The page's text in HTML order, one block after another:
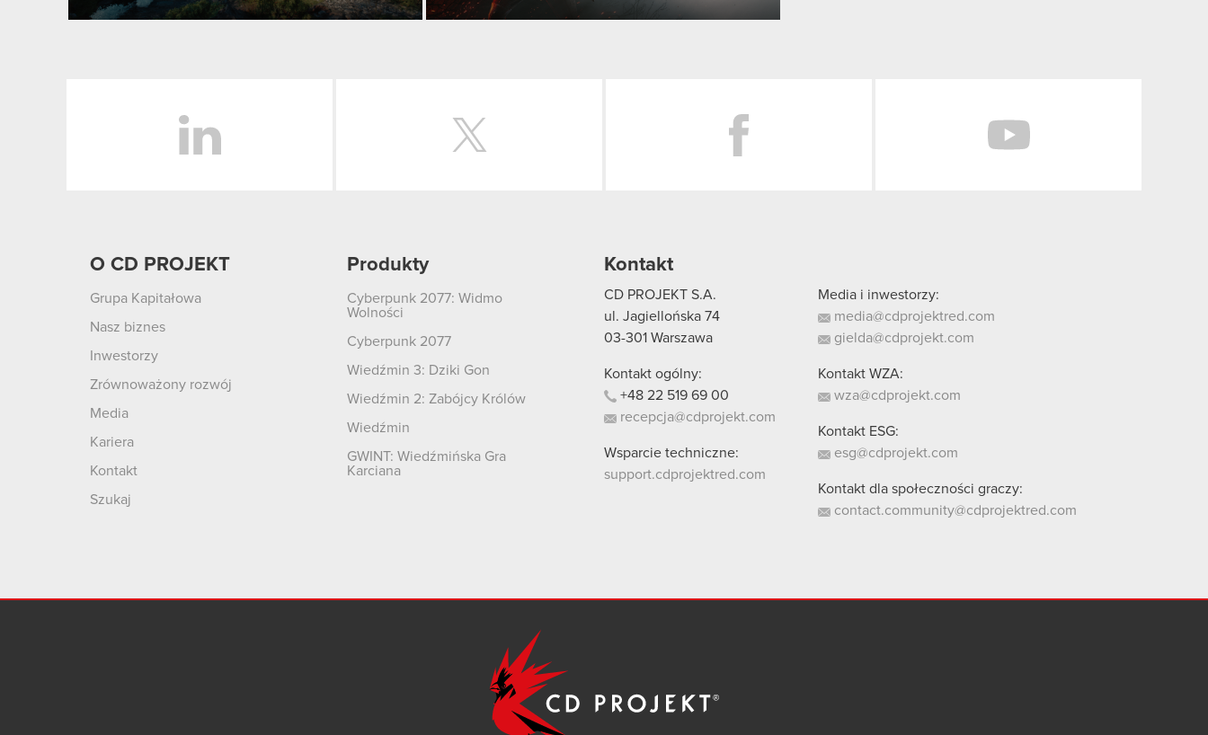
O CD PROJEKT
Grupa Kapitałowa
Nasz biznes
Inwestorzy
Zrównoważony rozwój
Media
Kariera
Kontakt
Szukaj
Produkty
Cyberpunk 2077: Widmo
Wolności
Cyberpunk 2077
Wiedźmin 3: Dziki Gon
Wiedźmin 2: Zabójcy Królów
Wiedźmin
GWINT: Wiedźmińska Gra
Karciana
Kontakt
CD PROJEKT S.A.
ul. Jagiellońska 74
03-301 Warszawa
Kontakt ogólny:
+48 22 519 69 00
recepcja@cdprojekt.com
Wsparcie techniczne:
support.cdprojektred.com
Media i inwestorzy:
media@cdprojektred.com
gielda@cdprojekt.com
Kontakt WZA:
wza@cdprojekt.com
Kontakt ESG:
esg@cdprojekt.com
Kontakt dla społeczności graczy:
contact.community@cdprojektred.com